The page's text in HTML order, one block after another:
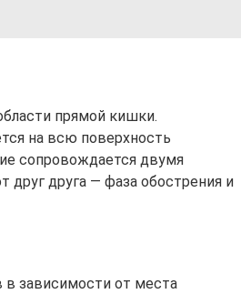
прямой кишки.
на всю поверхность
сопровождается двумя
друга — фаза обострения и
в зависимости от места